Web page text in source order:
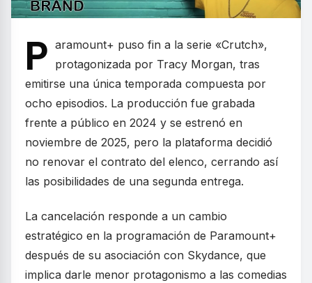
P aramount+ puso fin a la serie «Crutch»,
protagonizada por Tracy Morgan, tras
emitirse una única temporada compuesta por
ocho episodios. La producción fue grabada
frente a público en 2024 y se estrenó en
noviembre de 2025, pero la plataforma decidió
no renovar el contrato del elenco, cerrando así
las posibilidades de una segunda entrega.
La cancelación responde a un cambio
estratégico en la programación de Paramount+
después de su asociación con Skydance, que
implica darle menor protagonismo a las comedias